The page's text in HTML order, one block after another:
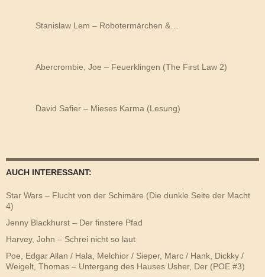
Stanislaw Lem – Robotermärchen &…
Abercrombie, Joe – Feuerklingen (The First Law 2)
David Safier – Mieses Karma (Lesung)
AUCH INTERESSANT:
Star Wars – Flucht von der Schimäre (Die dunkle Seite der Macht
4)
Jenny Blackhurst – Der finstere Pfad
Harvey, John – Schrei nicht so laut
Poe, Edgar Allan / Hala, Melchior / Sieper, Marc / Hank, Dickky /
Weigelt, Thomas – Untergang des Hauses Usher, Der (POE #3)